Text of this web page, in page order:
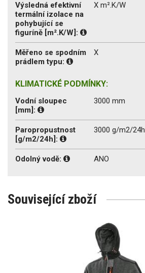
Výsledná efektivní
termální izolace na
pohybující se
figuríně [m².K/W]:
X m².K/W
Měřeno se spodním
prádlem typu:
X
KLIMATICKÉ PODMÍNKY:
Vodní sloupec
[mm]:
3000 mm
Paropropustnost
[g/m2/24h]:
3000 g/m2/24h
Odolný vodě: ANO
Související zboží